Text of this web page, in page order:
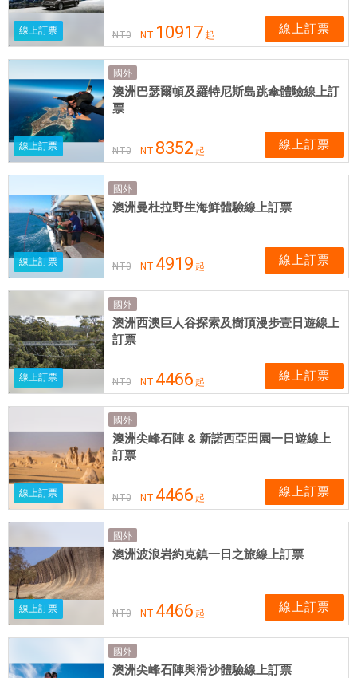
線上訂票 NT0 NT 10917 起 線上訂票
線上訂票
國外
澳洲巴瑟爾頓及羅特尼斯島跳傘體驗線上訂
票
NT0 NT 8352 起 線上訂票
線上訂票
國外
澳洲曼杜拉野生海鮮體驗線上訂票
NT0 NT 4919 起 線上訂票
線上訂票
國外
澳洲西澳巨人谷探索及樹頂漫步壹日遊線上
訂票
NT0 NT 4466 起 線上訂票
線上訂票
國外
澳洲尖峰石陣 & 新諾西亞田園一日遊線上
訂票
NT0 NT 4466 起 線上訂票
線上訂票
國外
澳洲波浪岩約克鎮一日之旅線上訂票
NT0 NT 4466 起 線上訂票
國外
澳洲尖峰石陣與滑沙體驗線上訂票